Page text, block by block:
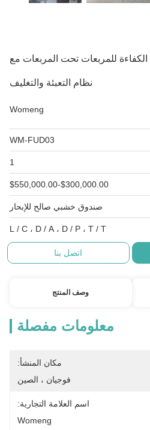
الكفاءة للمربعات تحت المربعات مع
نظام التعبئة والتغليف
Womeng
WM-FUD03
1
$300,000.00-$550,000.00
صندوق خشبي صالح للإبحار
L / C ، D / A ، D / P ، T / T
اتصل بنا
وصف المنتج
معلومات مفصلة
مكان المنشأ:
فوجيان ، الصين
اسم العلامة التجارية:
Womeng